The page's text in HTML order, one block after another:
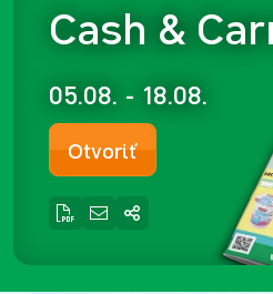
Cash &
05.08. - 18.08.
Otvoriť